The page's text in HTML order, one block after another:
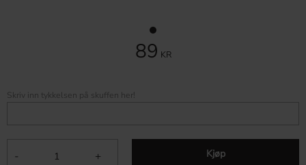
89 KR
+
- Kjøp
Skriv inn tykkelsen på skuffen her!